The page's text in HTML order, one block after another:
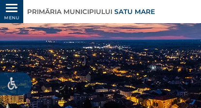
MENU
PRIMĂRIA MUNICIPIULUI SATU MARE